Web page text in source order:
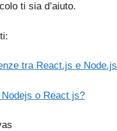
ti sia d’aiuto.
tra React.js e Node.js
o React js?